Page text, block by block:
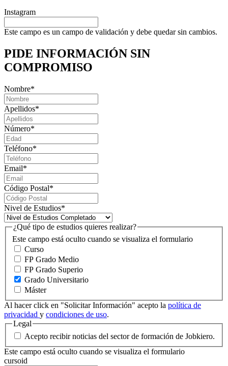
Instagram
Este campo es un campo de validación y debe quedar sin cambios.
PIDE INFORMACIÓN SIN
COMPROMISO
Nombre*
Apellidos*
Número*
Teléfono*
Email*
Código Postal*
Nivel de Estudios*
Este campo está oculto cuando se visualiza el formulario
¿Qué tipo de estudios quieres realizar?
Curso
FP Grado Medio
FP Grado Superio
Grado Universitario
Máster
Al hacer click en "Solicitar Información" acepto la política de
privacidad y condiciones de uso.
Legal
Acepto recibir noticias del sector de formación de Jobkiero.
Este campo está oculto cuando se visualiza el formulario
cursoid